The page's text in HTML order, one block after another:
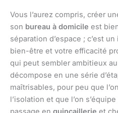
Vous l’aurez compris, créer
son bureau à domicile est
séparation d’espace ; c’est
bien-être et votre efficacité
qui peut sembler ambitieux
décompose en une série
maîtrisables, pour peu que
l’isolation et que l’on